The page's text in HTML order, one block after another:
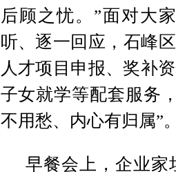
后顾之忧。”面对大
听、逐一回应，石峰
人才项目申报、奖补
子女就学等配套服务
不用愁、内心有归属”
早餐会上，企业家